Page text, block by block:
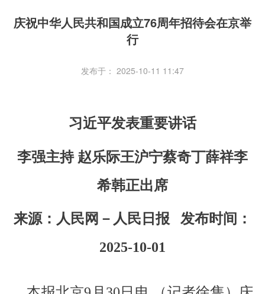
庆祝中华人民共和国成立76周年招待会在京举
行
发布于： 2025-10-11 11:47
习近平发表重要讲话
李强主持 赵乐际王沪宁蔡奇丁薛祥李
希韩正出席
来源：人民网－人民日报 发布时间：
2025-10-01